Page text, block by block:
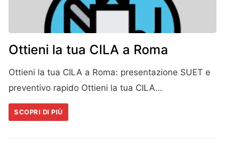
Ottieni la tua CILA a Roma
Ottieni la tua CILA a Roma: presentazione SUET e
preventivo rapido Ottieni la tua CILA…
SCOPRI DI PIÙ